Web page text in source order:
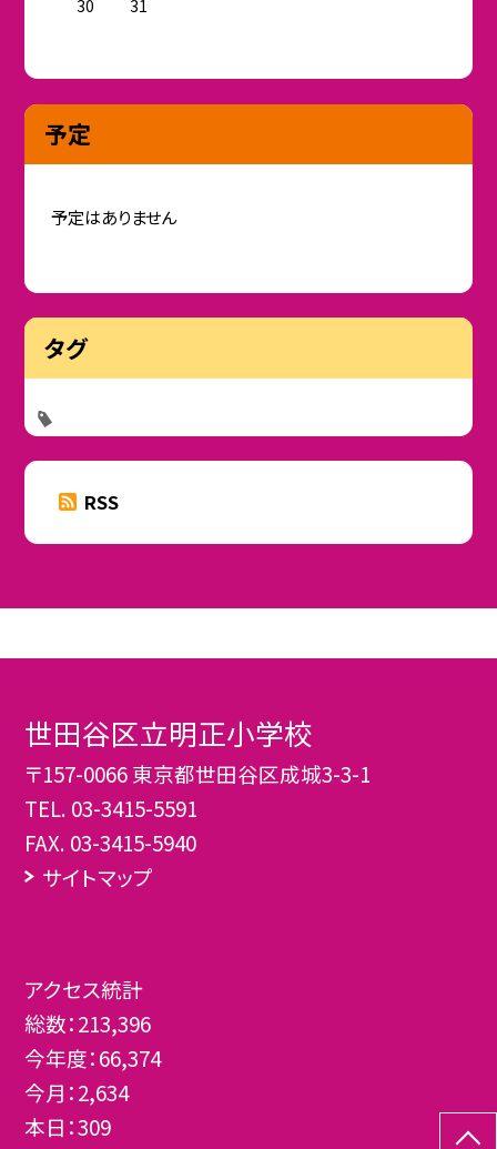
30
31
予定
予定はありません
タグ
RSS
世田谷区立明正小学校
〒157-0066 東京都世田谷区成城3-3-1
TEL. 03-3415-5591
FAX. 03-3415-5940
サイトマップ
アクセス統計
総数：213,396
今年度：66,374
今月：2,634
本日：309